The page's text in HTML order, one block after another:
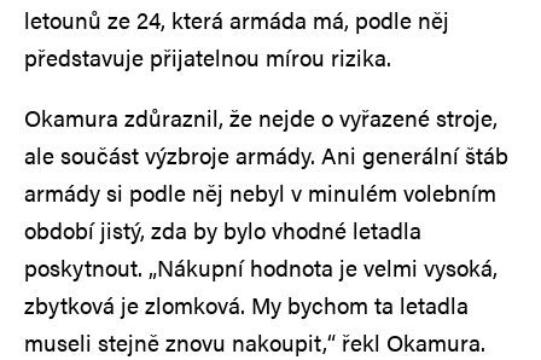
letounů ze 24, která armáda má, podle něj
představuje přijatelnou mírou rizika.
Okamura zdůraznil, že nejde o vyřazené stroje,
ale součást výzbroje armády. Ani generální štáb
armády si podle něj nebyl v minulém volebním
období jistý, zda by bylo vhodné letadla
poskytnout. „Nákupní hodnota je velmi vysoká,
zbytková je zlomková. My bychom ta letadla
museli stejně znovu nakoupit,“ řekl Okamura.